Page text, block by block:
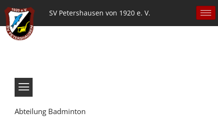
Zum
Inhalt
springen
SV Petershausen von 1920 e. V.
Menü
Abteilung Badminton